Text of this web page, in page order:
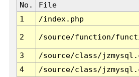
No. File
1
/index.php
2 /source/function/
3 /source/class/
4
/source/class/